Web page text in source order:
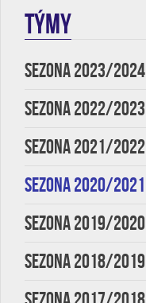
TÝMY
SEZONA 2023/2024
SEZONA 2022/2023
SEZONA 2021/2022
SEZONA 2020/2021
SEZONA 2019/2020
SEZONA 2018/2019